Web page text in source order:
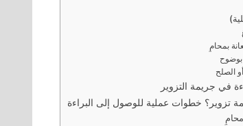
بمحامٍ
بوضوح
الصلح
في جريمة التزوير
تزوير؟ خطوات عملية للوصول إلى البراءة